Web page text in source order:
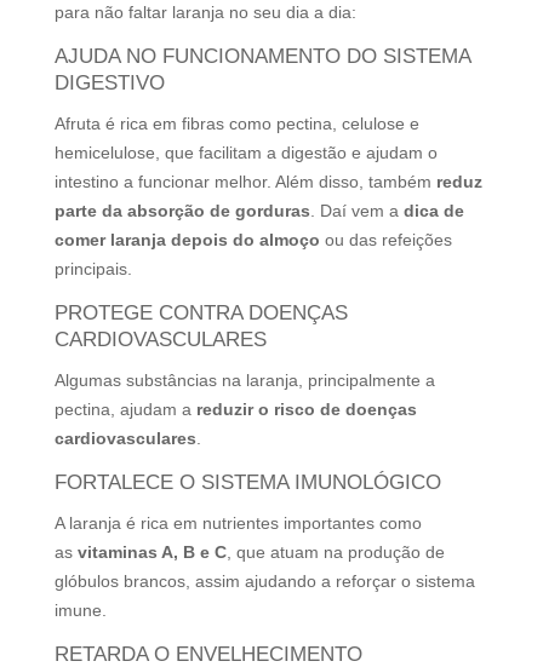
para não faltar laranja no seu dia a dia:
AJUDA NO FUNCIONAMENTO DO SISTEMA
DIGESTIVO
Afruta é rica em fibras como pectina, celulose e
hemicelulose, que facilitam a digestão e ajudam o
intestino a funcionar melhor. Além disso, também reduz
parte da absorção de gorduras . Daí vem a dica de
comer laranja depois do almoço ou das refeições
principais.
PROTEGE CONTRA DOENÇAS
CARDIOVASCULARES
Algumas substâncias na laranja, principalmente a
pectina, ajudam a reduzir o risco de doenças
cardiovasculares
FORTALECE O SISTEMA IMUNOLÓGICO
A laranja é rica em nutrientes importantes como
as vitaminas A, B e C, que atuam na produção de
glóbulos brancos, assim ajudando a reforçar o sistema
imune.
RETARDA O ENVELHECIMENTO